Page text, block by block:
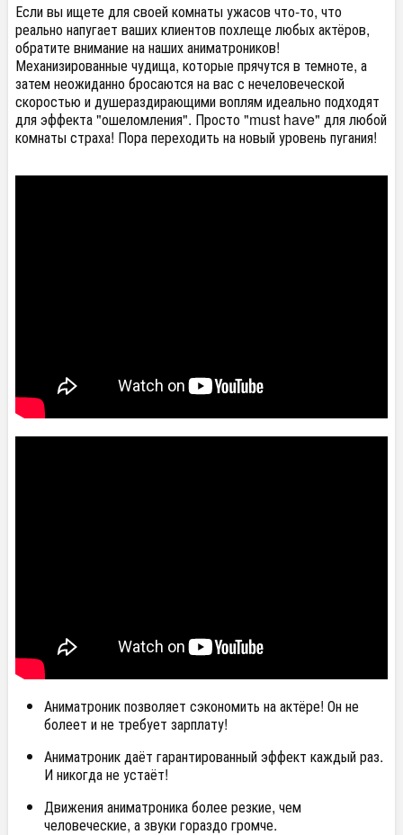
Если вы ищете для своей комнаты ужасов что-то, что
реально напугает ваших клиентов похлеще любых актёров,
обратите внимание на наших аниматроников!
Механизированные чудища, которые прячутся в темноте, а
затем неожиданно бросаются на вас с нечеловеческой
скоростью и душераздирающими воплям идеально подходят
для эффекта "ошеломления". Просто "must have" для любой
комнаты страха! Пора переходить на новый уровень пугания!
Аниматроник позволяет сэкономить на актёре! Он не
болеет и не требует зарплату!
Аниматроник даёт гарантированный эффект каждый раз.
И никогда не устаёт!
Движения аниматроника более резкие, чем
человеческие, а звуки гораздо громче.